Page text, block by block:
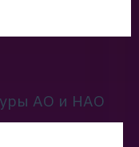
АО и НАО